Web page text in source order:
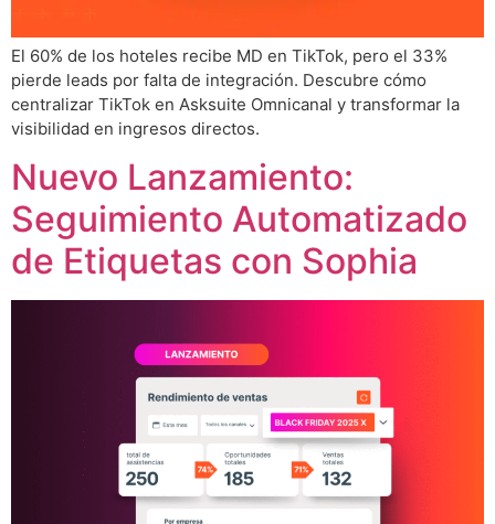
El 60% de los hoteles recibe MD en TikTok, pero el 33%
pierde leads por falta de integración. Descubre cómo
centralizar TikTok en Asksuite Omnicanal y transformar la
visibilidad en ingresos directos.
Nuevo Lanzamiento:
Seguimiento Automatizado
de Etiquetas con Sophia